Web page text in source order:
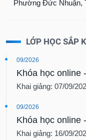
Phường Đức Nhuận,
LỚP HỌC SẮP
09/2026
Khóa học online
Khai giảng: 07/09/
09/2026
Khóa học online
Khai giảng: 16/09/
KHỎE
CHÍNH
CÔNG
NGHỆ
THÔNG